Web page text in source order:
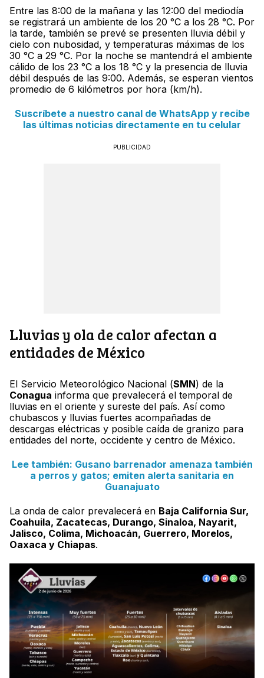
Entre las 8:00 de la mañana y las 12:00 del mediodía
se registrará un ambiente de los 20 °C a los 28 °C. Por
la tarde, también se prevé se presenten lluvia débil y
cielo con nubosidad, y temperaturas máximas de los
30 °C a 29 °C. Por la noche se mantendrá el ambiente
cálido de los 23 °C a los 18 °C y la presencia de lluvia
débil después de las 9:00. Además, se esperan vientos
promedio de 6 kilómetros por hora (km/h).
Suscríbete a nuestro canal de WhatsApp y recibe
las últimas noticias directamente en tu celular
PUBLICIDAD
Lluvias y ola de calor afectan a
entidades de México
El Servicio Meteorológico Nacional (SMN) de la
Conagua informa que prevalecerá el temporal de
lluvias en el oriente y sureste del país. Así como
chubascos y lluvias fuertes acompañadas de
descargas eléctricas y posible caída de granizo para
entidades del norte, occidente y centro de México.
Lee también: Gusano barrenador amenaza también
a perros y gatos; emiten alerta sanitaria en
Guanajuato
La onda de calor prevalecerá en Baja California Sur,
Coahuila, Zacatecas, Durango, Sinaloa, Nayarit,
Jalisco, Colima, Michoacán, Guerrero, Morelos,
Oaxaca y Chiapas.